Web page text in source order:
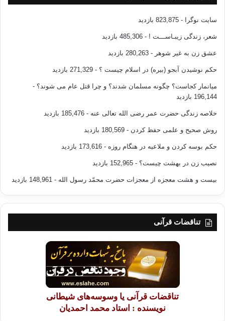
سایت نوگرا - 823,875 بازدید
شعر، زندگی زیبـاســـت ! - 485,306 بازدید
عشق زن به غیر شوهر - 280,263 بازدید
حکم نوشیدن آبجو (بیره) در اسلام چیست ؟ - 271,329 بازدید
میانمار کجاست؟ چگونه مسلمان شدند؟ و چرا قتل عام می شوند؟ -
196,144 بازدید
خلاصه زندگی حضرت عمر رضی الله تعالی عنه - 185,476 بازدید
روش صحیح و علمی حفظ کردن - 180,569 بازدید
حکم بوسه کردن و ملاعبه در هنگام روزه - 173,616 بازدید
نصیب زن در بهشت چیست؟ - 152,965 بازدید
بیست و هشت معجزه از معجزات حضرت محمّد رسول الله - 148,961 بازدید
تناقضات قرآنی
تناقضات قرآنی یا وسوسه‌های شیطانی
نویسنده : استاد محمد احمدیان